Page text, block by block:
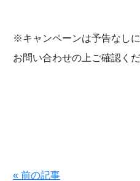
※キャンペーンは予告なし
お問い合わせの上ご確認くだ
« 前の記事